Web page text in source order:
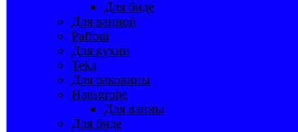
Для биде
Для ванной
Paffoni
Для кухни
Teka
Для раковины
Hansgrohe
Для ванны
Для биде